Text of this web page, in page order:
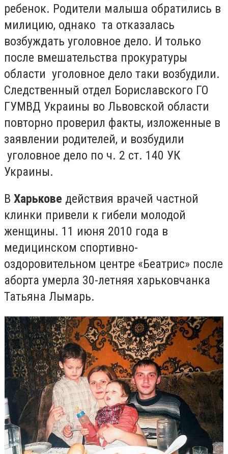
ребенок. Родители малыша обратились в
милицию, однако та отказалась
возбуждать уголовное дело. И только
после вмешательства прокуратуры
области уголовное дело таки возбудили.
Следственный отдел Бориславского ГО
ГУМВД Украины во Львовской области
повторно проверил факты, изложенные в
заявлении родителей, и возбудили
уголовное дело по ч. 2 ст. 140 УК
Украины.
В Харькове действия врачей частной
клинки привели к гибели молодой
женщины. 11 июня 2010 года в
медицинском спортивно-
оздоровительном центре «Беатрис» после
аборта умерла 30-летняя харьковчанка
Татьяна Лымарь.